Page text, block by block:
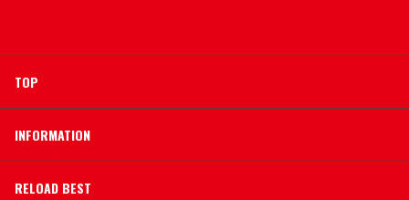
TOP
INFORMATION
RELOAD BEST